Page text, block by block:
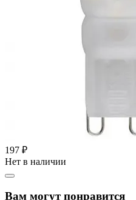
197 ₽
Нет в наличии
Вам могут понравится